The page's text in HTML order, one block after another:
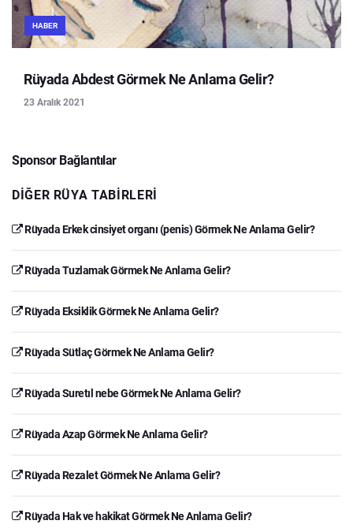
HABER
Rüyada Abdest Görmek Ne Anlama Gelir?
23 Aralık 2021
Sponsor Bağlantılar
DIĞER RÜYA TABIRLERI
Rüyada Erkek cinsiyet organı (penis) Görmek Ne Anlama Gelir?
Rüyada Tuzlamak Görmek Ne Anlama Gelir?
Rüyada Eksiklik Görmek Ne Anlama Gelir?
Rüyada Sütlaç Görmek Ne Anlama Gelir?
Rüyada Suretıl nebe Görmek Ne Anlama Gelir?
Rüyada Azap Görmek Ne Anlama Gelir?
Rüyada Rezalet Görmek Ne Anlama Gelir?
Rüyada Hak ve hakikat Görmek Ne Anlama Gelir?